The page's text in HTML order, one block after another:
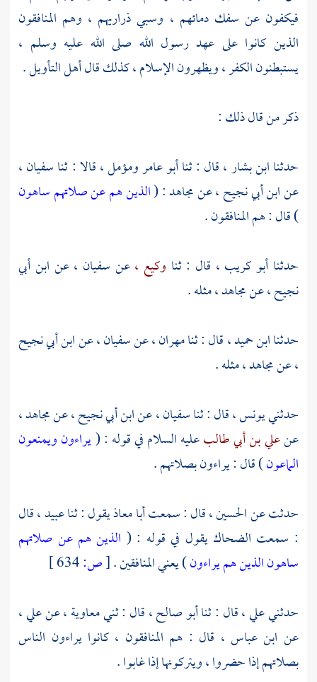
فيكفون عن سفك دمائهم ، وسبي ذراريهم ، وهم المنافقون
الذين كانوا على عهد رسول الله صلى الله عليه وسلم ،
يستبطنون الكفر ، ويظهرون الإسلام ، كذلك قال أهل التأويل .
ذكر من قال ذلك :
حدثناابن بشار، قال : ثناأبو عامرومؤمل، قالا : ثناسفيان ،
عنابن أبي نجيح ،عنمجاهد: (الذين هم عن صلاتهم ساهون
) قال : هم المنافقون .
حدثنا أبو كريب ، قال : ثنا وكيع ،عن سفيان ، عن ابن أبي
نجيح ،عنمجاهد، مثله .
حدثناابن حميد ،قال : ثنامهران، عنسفيان ،عنابن أبي نجيح
،عنمجاهد، مثله .
حدثنييونس ،قال : ثناسفيان، عنابن أبي نجيح ،عنمجاهد،
عنعلي بن أبي طالبعليه السلام في قوله : (يراءون ويمنعون
الماعون) قال : يراءون بصلاتهم .
حدثت عنالحسين، قال : سمعتأبا معاذيقول : ثناعبيد ،قال
: سمعت الضحاكيقول في قوله : ( الذين هم عن صلاتهم
ساهون الذين هم يراءون) يعني المنافقين .[ص:
حدثنيعلي، قال : ثناأبو صالح، قال : ثنيمعاوية، عنعلي،
عن ابن عباس ، قال : هم المنافقون ، كانوا يراءون الناس
بصلاتهم إذا حضروا ، ويتركونها إذا غابوا .